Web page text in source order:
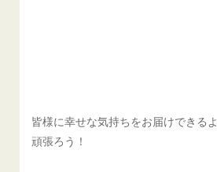
皆様に幸せな気持ちをお届けできる
頑張ろう！